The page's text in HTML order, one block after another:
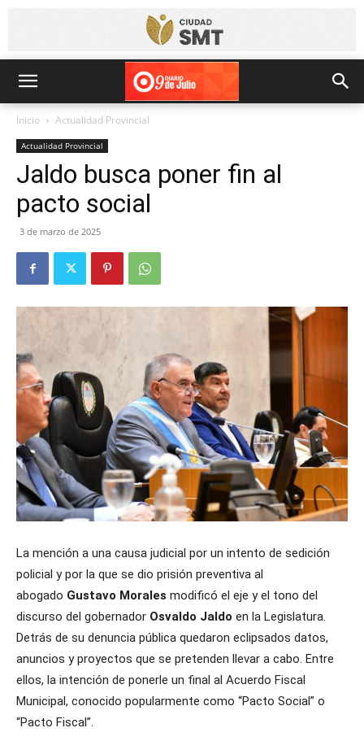
Inicio Actualidad Provincial
Actualidad Provincial
Jaldo busca poner fin al
pacto social
3 de marzo de 2025
La mención a una causa judicial por un intento de sedición
policial y por la que se dio prisión preventiva al
abogado Gustavo Morales modificó el eje y el tono del
discurso del gobernador Osvaldo Jaldo en la Legislatura.
Detrás de su denuncia pública quedaron eclipsados datos,
anuncios y proyectos que se pretenden llevar a cabo. Entre
ellos, la intención de ponerle un final al Acuerdo Fiscal
Municipal, conocido popularmente como “Pacto Social” o
“Pacto Fiscal”.